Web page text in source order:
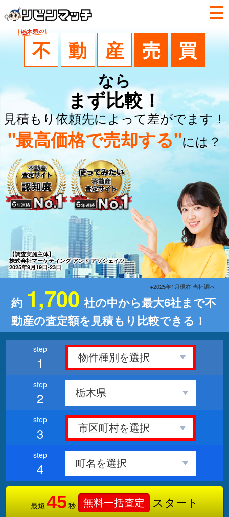
栃木県の
不 動 産 売 買
なら
まず比較！
見積もり依頼先によって差がでます！
"最高価格で売却する"には？
【調査実施主体】
株式会社マーケティング アンド アソシェイツ
2025年9月19日-23日
約 1,700 社の中から最大6社まで不
動産の査定額を見積もり比較できる！
※2025年1月現在 当社調べ
1
2
3
4
最短 45 秒 無料一括査定 スタート